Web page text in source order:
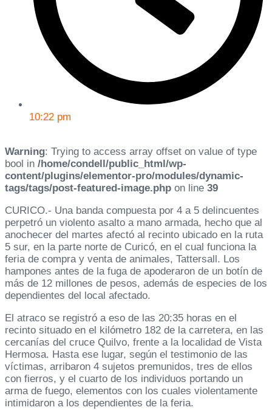
10:22 pm
Warning: Trying to access array offset on value of type
bool in /home/condell/public_html/wp-
content/plugins/elementor-pro/modules/dynamic-
tags/tags/post-featured-image.php on line 39
CURICO.- Una banda compuesta por 4 a 5 delincuentes
perpetró un violento asalto a mano armada, hecho que al
anochecer del martes afectó al recinto ubicado en la ruta
5 sur, en la parte norte de Curicó, en el cual funciona la
feria de compra y venta de animales, Tattersall. Los
hampones antes de la fuga de apoderaron de un botín de
más de 12 millones de pesos, además de especies de los
dependientes del local afectado.
El atraco se registró a eso de las 20:35 horas en el
recinto situado en el kilómetro 182 de la carretera, en las
cercanías del cruce Quilvo, frente a la localidad de Vista
Hermosa. Hasta ese lugar, según el testimonio de las
víctimas, arribaron 4 sujetos premunidos, tres de ellos
con fierros, y el cuarto de los individuos portando un
arma de fuego, elementos con los cuales violentamente
intimidaron a los dependientes de la feria.